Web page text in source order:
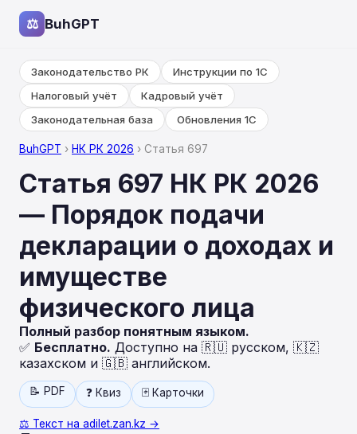
⚖ BuhGPT
Законодательство РК
Инструкции по 1С
Налоговый учёт
Кадровый учёт
Законодательная база
Обновления 1С
BuhGPT › НК РК 2026 › Статья 697
Статья 697 НК РК 2026
— Порядок подачи
декларации о доходах и
имуществе
физического лица
Полный разбор понятным языком.
✅ Бесплатно. Доступно на 🇷🇺 русском, 🇰🇿
казахском и 🇬🇧 английском.
📝 PDF ❓ Квиз 🃏 Карточки
⚖️ Текст на adilet.zan.kz →